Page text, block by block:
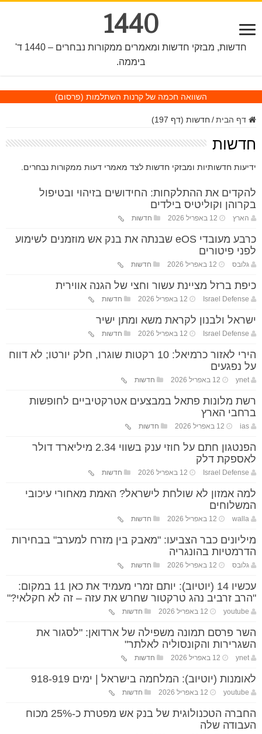
1440
חדשות, מבזקי חדשות ומאמרים ממקורות נבחרים – 1440 ד'
ביממה.
השוואה חכמה של קרנות השתלמות (פרסום)
דף הבית / חדשות (דף 197)
חדשות
ידיעות חדשותיות ומבזקי חדשות לצד מאמרי דעות ממקורות נבחרים.
להקדים את ההתלקחות: החידושים בזיהוי ובטיפול
בקרוהן וקוליטיס בילדים
הארץ 12 באפריל 2026 חדשות
כרבע מעובדי eOS שבנתה את בנק אש מוזמנים לשימוע
לפני פיטורים
גלובס 12 באפריל 2026 חדשות
כיפת ברזל מציינת עשור וחצי של הגנה אווירית
Israel Defense 12 באפריל 2026 חדשות
ישראל ולבנון לקראת משא ומתן ישיר
Israel Defense 12 באפריל 2026 חדשות
הירי לאזור כרמיאל: 10 רקטות שוגרו, חלק יורטו; לא דווח
על נפגעים
ynet 12 באפריל 2026 חדשות
רשת מלונות פתאל במבצעים אטרקטיביים לחופשות
ברחבי הארץ
ias 12 באפריל 2026 חדשות
הפנטגון חתם על חוזי ענק בשווי 2.34 מיליארד דולר
לאספקת דלק
Israel Defense 12 באפריל 2026 חדשות
למה אמזון לא שולחת לישראל? האמת מאחורי עיכובי
המשלוחים
walla 12 באפריל 2026 חדשות
מיליונים כבר הצביעו: "מאבק בין מזרח למערב" בבחירות
הדרמטיות בהונגריה
גלובס 12 באפריל 2026 חדשות
עכשיו 14 (יוטיוב): יותם זמרי מעמיד את כאן 11 במקום:
"הרב זרביב נהג טרקטור שחרש את עזה – זה לא חקלאי?"
youtube 12 באפריל 2026 חדשות
השר פרסם תמונה משפילה של ארדואן: "לסגור את
השגרירות והקונסוליה לאלתר"
ynet 12 באפריל 2026 חדשות
לאומנות (יוטיוב): המלחמה בישראל | ימים 918-919
youtube 12 באפריל 2026 חדשות
החברה הטכנולוגית של בנק אש מפטרת כ-25% מכוח
העבודה שלה